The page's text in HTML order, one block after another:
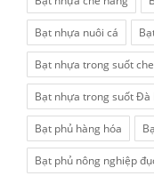
Bạt nhựa nuôi cá
Bạt nhựa trong suốt
Bạt nhựa trong suốt Đà
Bạt phủ hàng hóa
Bạt phủ nông nghiệp